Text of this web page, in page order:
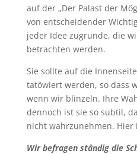
auf der „Der Palast der
von entscheidender
jeder Idee zugrunde, die
betrachten werden.
Sie sollte auf die
tatöwiert werden, so dass
wenn wir blinzeln. Ihre
dennoch ist sie so subtil,
nicht wahrzunehmen. Hier
Wir befragen ständig die